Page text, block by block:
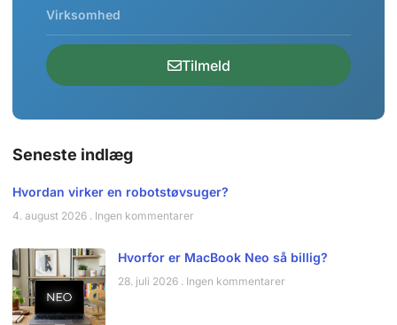
Tilmeld
Seneste indlæg
Hvordan virker en robotstøvsuger?
4. august 2026 Ingen kommentarer
Hvorfor er MacBook Neo så billig?
28. juli 2026 Ingen kommentarer